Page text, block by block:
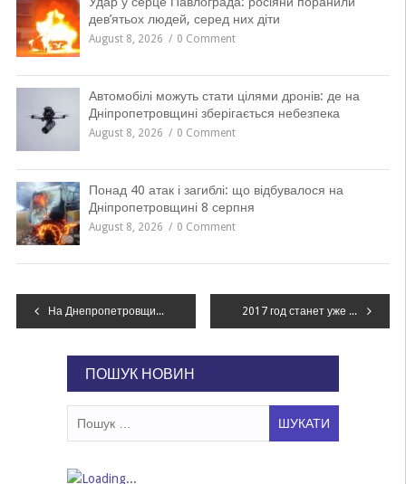
дев’ятьох людей, серед них діти
August 8, 2026 0 Comment
Автомобілі можуть стати цілями дронів: де на
Дніпропетровщині зберігається небезпека
August 8, 2026 0 Comment
Понад 40 атак і загиблі: що відбувалося на
Дніпропетровщині 8 серпня
August 8, 2026 0 Comment
Навігація
На Днепропетровщине прикрыли незаконный пункт приема металлолома в частном доме 2017 год станет уже вторым подряд годом развития Днепропетровщины, – Валентин Резниченко
ПОШУК НОВИН